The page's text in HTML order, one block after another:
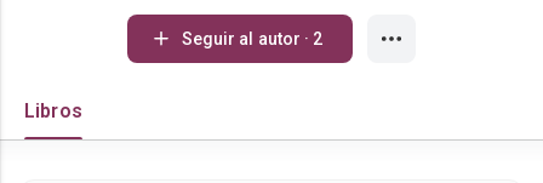
Seguir al autor · 2
Libros